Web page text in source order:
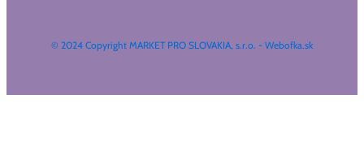
© 2024 Copyright MARKET PRO SLOVAKIA, s.r.o. - Webofka.sk